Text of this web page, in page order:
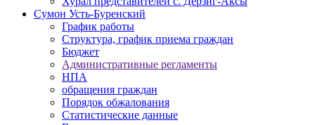
Сумон Усть-Буренский
График работы
Структура, график приема граждан
Бюджет
Административные регламенты
НПА
обращения граждан
Порядок обжалования
Статистические данные